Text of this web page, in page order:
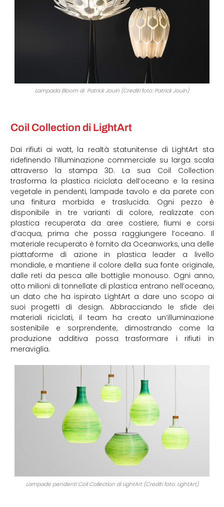
Lampada Bloom di Patrick Jouin (Crediti foto: Patrick Jouin)
Coil Collection di LightArt
Dai rifiuti ai watt, la realtà statunitense di LightArt sta
ridefinendo l’illuminazione commerciale su larga scala
attraverso la stampa 3D. La sua Coil Collection
trasforma la plastica riciclata dell’oceano e la resina
vegetale in pendenti, lampade tavolo e da parete con
una finitura morbida e traslucida. Ogni pezzo è
disponibile in tre varianti di colore, realizzate con
plastica recuperata da aree costiere, fiumi e corsi
d’acqua, prima che possa raggiungere l’oceano. Il
materiale recuperato è fornito da Oceanworks, una delle
piattaforme di azione in plastica leader a livello
mondiale, e mantiene il colore della sua fonte originale,
dalle reti da pesca alle bottiglie monouso. Ogni anno,
otto milioni di tonnellate di plastica entrano nell’oceano,
un dato che ha ispirato LightArt a dare uno scopo ai
suoi progetti di design. Abbracciando le sfide dei
materiali riciclati, il team ha creato un’illuminazione
sostenibile e sorprendente, dimostrando come la
produzione additiva possa trasformare i rifiuti in
meraviglia.
Lampade pendenti Coil Collection di LightArt (Crediti foto: LightArt)